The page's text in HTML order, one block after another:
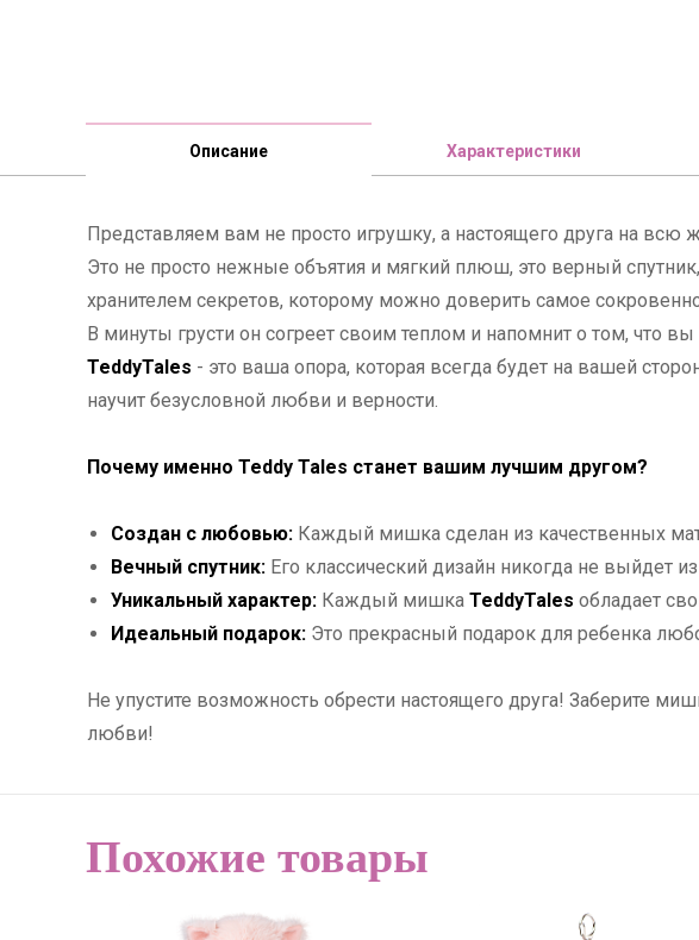
Описание Характеристики
Представляем вам не просто игрушку, а настоящего друга на всю
Это не просто нежные объятия и мягкий плюш, это верный
хранителем секретов, которому можно доверить самое
В минуты грусти он согреет своим теплом и напомнит о том, что
TeddyTales - это ваша опора, которая всегда будет на вашей
научит безусловной любви и верности.
Почему именно Teddy Tales станет вашим лучшим другом?
Создан с любовью:Каждый мишка сделан из качественных
Вечный спутник:Его классический дизайн никогда не выйдет
Уникальный характер:Каждый мишка TeddyTales обладает
Идеальный подарок:Это прекрасный подарок для ребенка
Не упустите возможность обрести настоящего друга! Заберите
любви!
Похожие товары